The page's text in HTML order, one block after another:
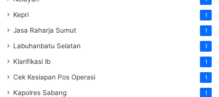
Kepri 1
Jasa Raharja Sumut 1
Labuhanbatu Selatan 1
Klarifikasi lb 1
Cek Kesiapan Pos Operasi 1
Kapolres Sabang 1